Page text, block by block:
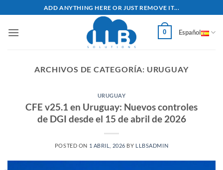
al
contenido
ADD ANYTHING HERE OR JUST REMOVE IT...
0 Español
ARCHIVOS DE CATEGORÍA: URUGUAY
URUGUAY
CFE v25.1 en Uruguay: Nuevos controles
de DGI desde el 15 de abril de 2026
POSTED ON 1 ABRIL, 2026 BY LLBSADMIN